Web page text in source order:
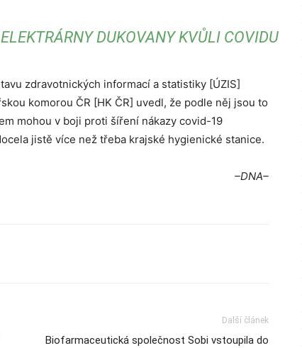
DUKOVANY KVŮLI COVIDU
zdravotnických informací a statistiky [ÚZIS]
komorou ČR [HK ČR] uvedl, že podle něj jsou to
mohou v boji proti šíření nákazy covid-19
jistě více než třeba krajské hygienické stanice.
–DNA–
Další článek
Biofarmaceutická společnost Sobi vstoupila do